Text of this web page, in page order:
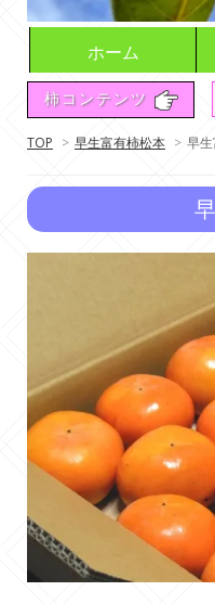
ホーム
柿コンテンツ
TOP > 早生富有柿松本 > 早